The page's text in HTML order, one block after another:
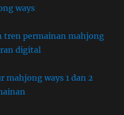
ways
tren permainan mahjong
digital
mahjong ways 1 dan 2